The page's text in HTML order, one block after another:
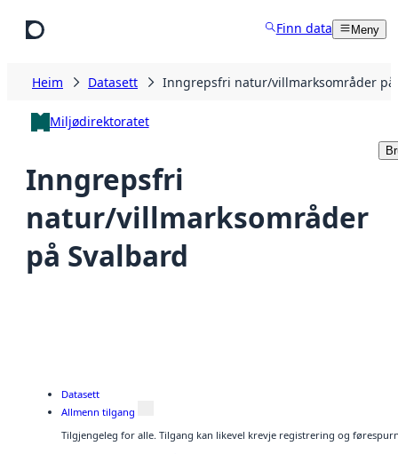
Finn data Meny
Heim Datasett Inngrepsfri natur/villmarksområder på
Miljødirektoratet
Inngrepsfri
natur/villmarksområder
på Svalbard
Datasett
Allmenn tilgang
Tilgjengeleg for alle. Tilgang kan likevel krevje registrering og